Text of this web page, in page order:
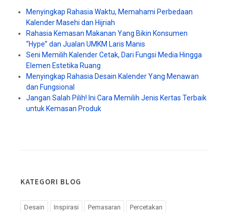
Menyingkap Rahasia Waktu, Memahami Perbedaan
Kalender Masehi dan Hijriah
Rahasia Kemasan Makanan Yang Bikin Konsumen
“Hype” dan Jualan UMKM Laris Manis
Seni Memilih Kalender Cetak, Dari Fungsi Media Hingga
Elemen Estetika Ruang
Menyingkap Rahasia Desain Kalender Yang Menawan
dan Fungsional
Jangan Salah Pilih! Ini Cara Memilih Jenis Kertas Terbaik
untuk Kemasan Produk
KATEGORI BLOG
Desain Inspirasi Pemasaran Percetakan